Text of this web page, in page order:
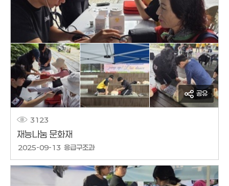
공유
3123
재능나눔 문화재
작성날짜
2025-09-13
작성자
응급구조과